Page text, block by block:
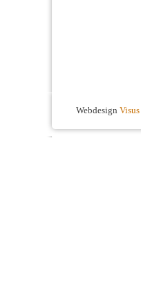
Webdesign Visus